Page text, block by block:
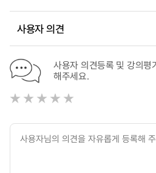
사용자 의견
사용자 의견등록 및 강의평
해주세요.